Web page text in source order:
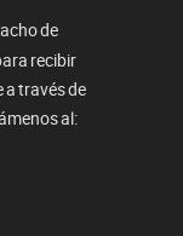
de
recibir
través de
al: